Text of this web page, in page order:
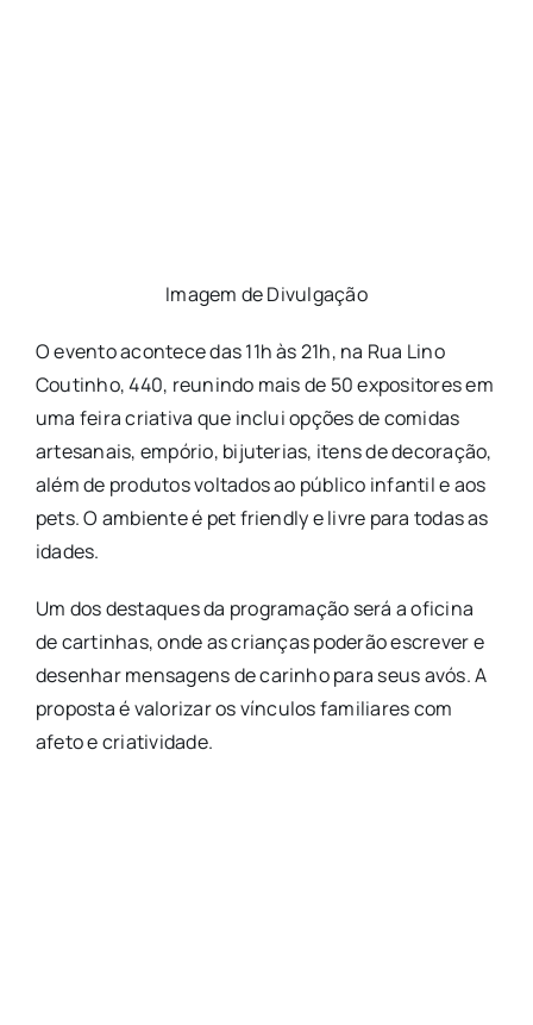
Imagem de Divulgação
O evento acontece das 11h às 21h, na Rua Lino
Coutinho, 440, reunindo mais de 50 expositores em
uma feira criativa que inclui opções de comidas
artesanais, empório, bijuterias, itens de decoração,
além de produtos voltados ao público infantil e aos
pets. O ambiente é pet friendly e livre para todas as
idades.
Um dos destaques da programação será a oficina
de cartinhas, onde as crianças poderão escrever e
desenhar mensagens de carinho para seus avós. A
proposta é valorizar os vínculos familiares com
afeto e criatividade.